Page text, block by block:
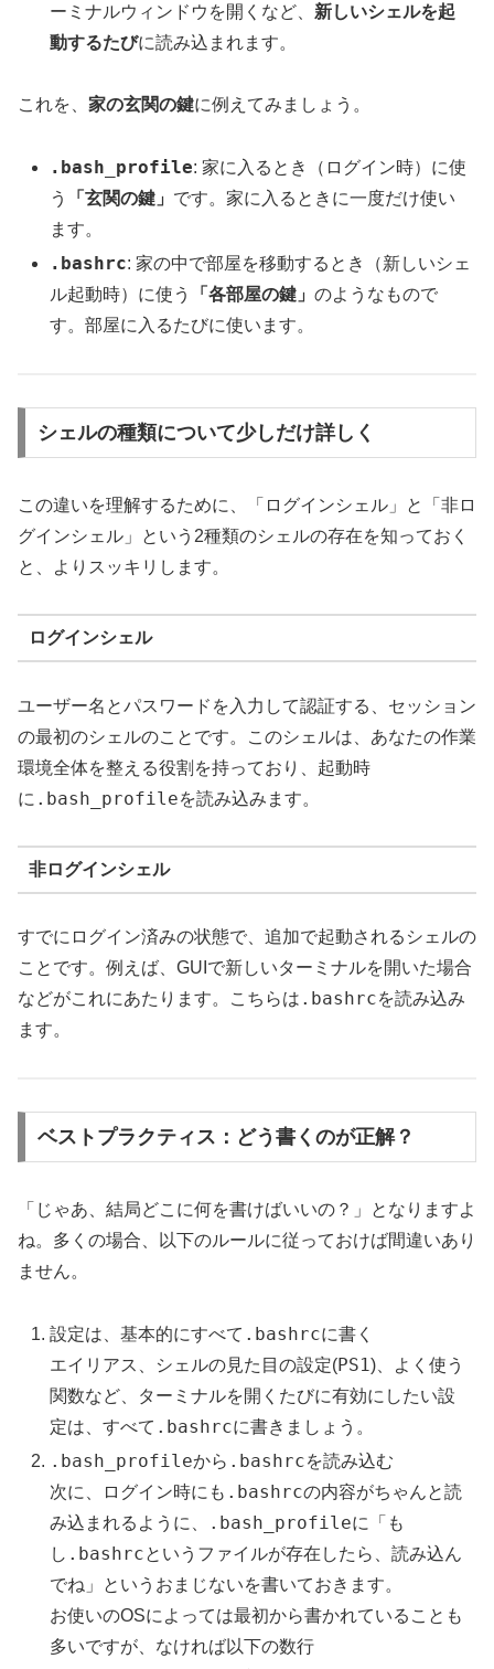
ーミナルウィンドウを開くなど、 新しいシェルを起
動するたびに読み込まれます。
これを、 家の玄関の鍵に例えてみましょう。
.bash_profile: 家に入るとき（ログイン時）に使
う
「玄関の鍵」 です。家に入るときに一度だけ使い
ます。
.bashrc: 家の中で部屋を移動するとき（新しいシェ
ル起動時）に使う
「各部屋の鍵」のようなもので
す。部屋に入るたびに使います。
シェルの種類について少しだけ詳しく
この違いを理解するために、「ログインシェル」と「非ロ
グインシェル」という2種類のシェルの存在を知っておく
と、よりスッキリします。
ログインシェル
ユーザー名とパスワードを入力して認証する、セッション
の最初のシェルのことです。このシェルは、あなたの作業
環境全体を整える役割を持っており、起動時
に .bash_profileを読み込みます。
非ログインシェル
すでにログイン済みの状態で、追加で起動されるシェルの
ことです。例えば、GUIで新しいターミナルを開いた場合
などがこれにあたります。こちらは .bashrcを読み込み
ます。
ベストプラクティス：どう書くのが正解？
「じゃあ、結局どこに何を書けばいいの？」となりますよ
ね。多くの場合、以下のルールに従っておけば間違いあり
ません。
設定は、基本的にすべて .bashrcに書く
エイリアス、シェルの見た目の設定(PS1)、よく使う
関数など、ターミナルを開くたびに有効にしたい設
定は、すべて .bashrcに書きましょう。
.bash_profileから .bashrcを読み込む
次に、ログイン時にも .bashrcの内容がちゃんと読
み込まれるように、
.bash_profileに「も
し .bashrcというファイルが存在したら、読み込ん
でね」というおまじないを書いておきます。
お使いのOSによっては最初から書かれていることも
多いですが、なければ以下の数行